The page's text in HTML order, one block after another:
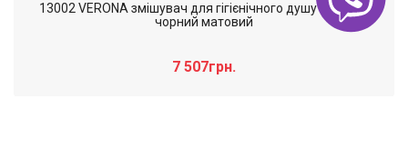
13002 VERONA змішувач для гігієнічного душу з лійкою
чорний матовий
7 507грн.